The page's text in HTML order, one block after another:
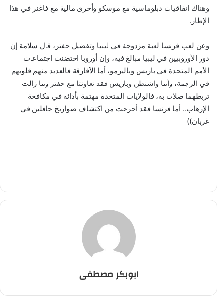
وهناك اتفاقيات دبلوماسية مع موسكو وأخرى مالية مع فاغنر في هذا
الإطار.
وعن لعب فرنسا لعبة مزدوجة في ليبيا وتفضيل حفتر، قال سلامة إن
دور الأوروبيين في ليبيا مبالغ فيه، وإن أوروبا احتضنت اجتماعات
الأمم المتحدة في باريس وباليرمو، أما الأفارقة فالعديد منهم قلوبهم
في الرجمة، وأما واشنطن وباريس فقد تعاونتا مع حفتر وما زالت
تربطهما صلات به، فالولايات المتحدة مهتمة بأدائه في مكافحة
الإرهاب.. أما فرنسا فقد أحرجت من اكتشاف صواريخ جافلين في
غريان)).
ابوبكر مصطفى